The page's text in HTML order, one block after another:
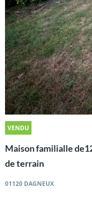
VENDU
Maison familialle
de terrain
01120 DAGNEUX